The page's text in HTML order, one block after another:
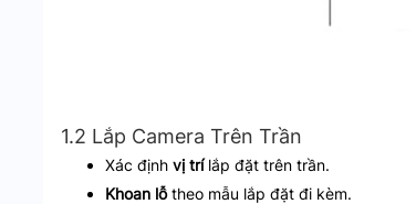
1.2 Lắp Camera Trên Trần
Xác định vị trílắp đặt trên trần.
Khoan lỗtheo mẫu lắp đặt đi kèm.